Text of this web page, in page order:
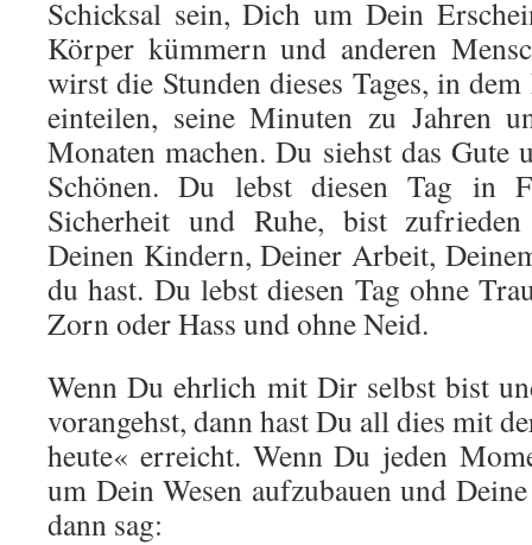
Schicksal sein, Dich um Dein
Körper kümmern und anderen
wirst die Stunden dieses Tages, in
einteilen, seine Minuten zu Jahren
Monaten machen. Du siehst das Gute
Schönen. Du lebst diesen Tag in
Sicherheit und Ruhe, bist
Deinen Kindern, Deiner Arbeit,
du hast. Du lebst diesen Tag ohne
Zorn oder Hass und ohne Neid.
Wenn Du ehrlich mit Dir selbst bist
vorangehst, dann hast Du all dies mit
heute« erreicht. Wenn Du jeden
um Dein Wesen aufzubauen und
dann sag: